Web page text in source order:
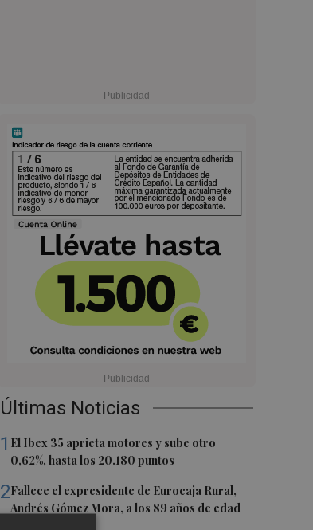
Últimas Noticias
1 El Ibex 35 aprieta motores y sube otro
0,62%, hasta los 20.180 puntos
2Fallece el expresidente de Eurocaja Rural,
Andrés Gómez Mora, a los 89 años de edad